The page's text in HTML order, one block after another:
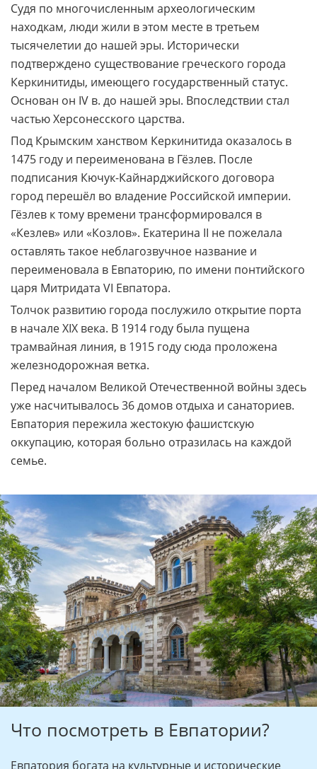
Судя по многочисленным археологическим
находкам, люди жили в этом месте в третьем
тысячелетии до нашей эры. Исторически
подтверждено существование греческого города
Керкинитиды, имеющего государственный статус.
Основан он IV в. до нашей эры. Впоследствии стал
частью Херсонесского царства.
Под Крымским ханством Керкинитида оказалось в
1475 году и переименована в Гёзлев. После
подписания Кючук-Кайнарджийского договора
город перешёл во владение Российской империи.
Гёзлев к тому времени трансформировался в
«Кезлев» или «Козлов». Екатерина II не пожелала
оставлять такое неблагозвучное название и
переименовала в Евпаторию, по имени понтийского
царя Митридата VI Евпатора.
Толчок развитию города послужило открытие порта
в начале XIX века. В 1914 году была пущена
трамвайная линия, в 1915 году сюда проложена
железнодорожная ветка.
Перед началом Великой Отечественной войны здесь
уже насчитывалось 36 домов отдыха и санаториев.
Евпатория пережила жестокую фашистскую
оккупацию, которая больно отразилась на каждой
семье.
Что посмотреть в Евпатории?
Евпатория богата на культурные и исторические